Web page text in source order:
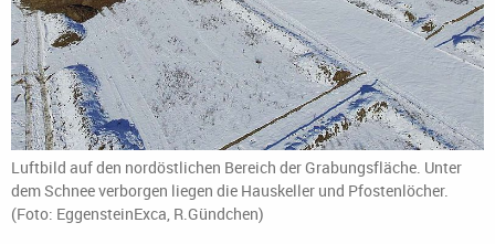
Luftbild auf den nordöstlichen Bereich der Grabungsfläche. Unter
dem Schnee verborgen liegen die Hauskeller und Pfostenlöcher.
(Foto: EggensteinExca, R.Gündchen)